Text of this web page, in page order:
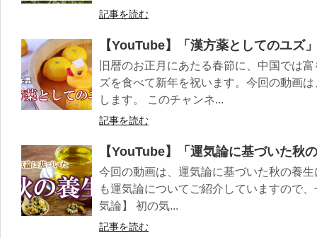
記事を読む
【YouTube】「漢方薬としてのユズ
旧暦のお正月にあたる春節に、中国では
ズを食べて新年を祝います。今回の動画
します。 このチャンネ...
記事を読む
【YouTube】「運気論に基づいた秋
今回の動画は、運気論に基づいた秋の養
も運気論についてご紹介していますので
気論】 初の気...
記事を読む